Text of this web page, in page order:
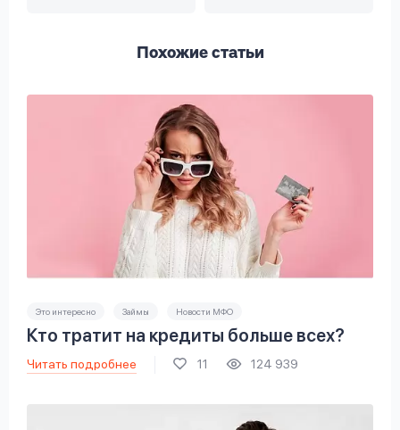
Похожие статьи
Это интересно Займы Новости МФО
Кто тратит на кредиты больше всех?
Читать подробнее 11 124 939